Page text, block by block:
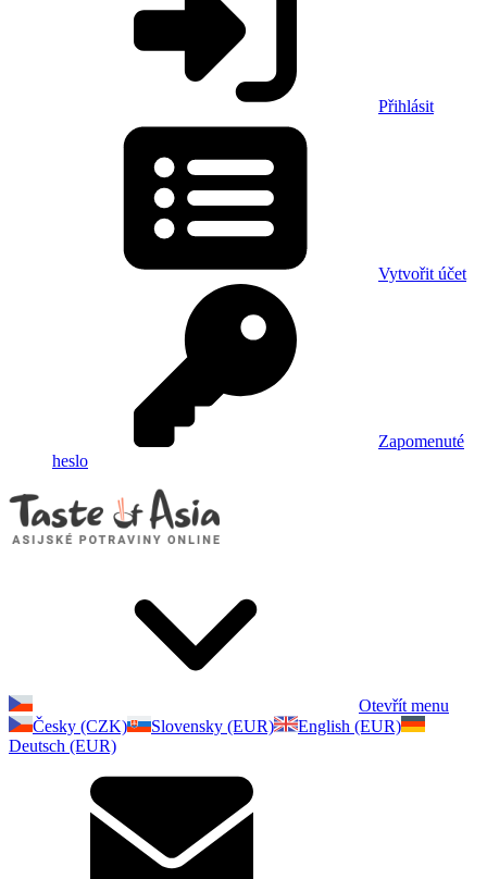
Přihlásit
Vytvořit účet
Zapomenuté
heslo
Otevřít menu
Česky (CZK)
Slovensky (EUR)
English (EUR)
Deutsch (EUR)